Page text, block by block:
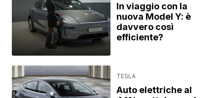
In viaggio con la
nuova Model Y: è
davvero così
efficiente?
TESLA
Auto elettriche al